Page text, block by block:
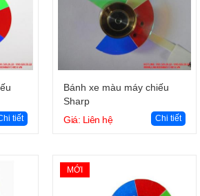
tiết
Giỏ hàng
Bánh xe màu máy chiếu
Sharp
Giá: Liên hệ
Chi tiết
MỚI